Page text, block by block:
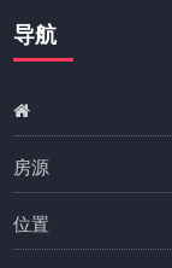
导航
房源
位置